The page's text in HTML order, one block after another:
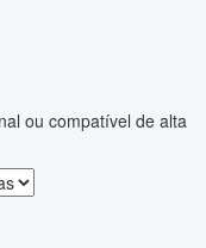
ou compatível de alta